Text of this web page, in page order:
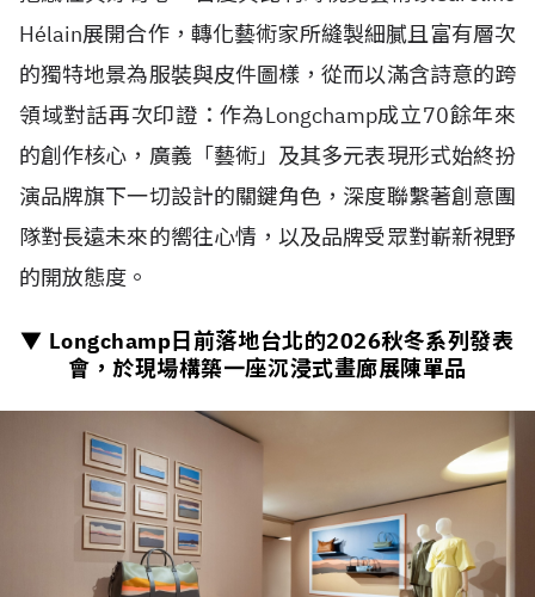
Hélain展開合作，轉化藝術家所縫製細膩且富有層次
的獨特地景為服裝與皮件圖樣，從而以滿含詩意的跨
領域對話再次印證：作為Longchamp成立70餘年來
的創作核心，廣義「藝術」及其多元表現形式始終扮
演品牌旗下一切設計的關鍵角色，深度聯繫著創意團
隊對長遠未來的嚮往心情，以及品牌受眾對嶄新視野
的開放態度。
▼ Longchamp日前落地台北的2026秋冬系列發表
會，於現場構築一座沉浸式畫廊展陳單品